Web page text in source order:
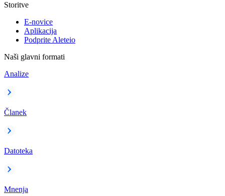
Storitve
E-novice
Aplikacija
Podprite Aleteio
Naši glavni formati
Analize
Članek
Datoteka
Mnenja